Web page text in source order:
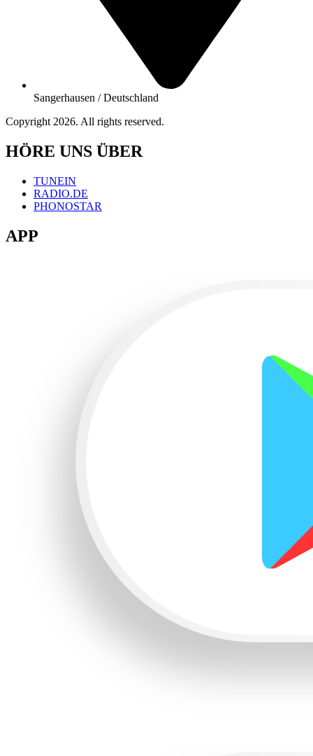
Sangerhausen / Deutschland
Copyright 2026. All rights reserved.
HÖRE UNS ÜBER
TUNEIN
RADIO.DE
PHONOSTAR
APP